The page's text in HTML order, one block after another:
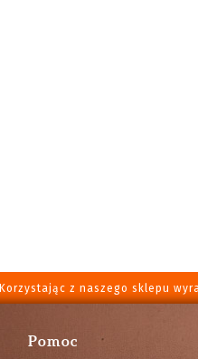
Korzystając z naszego sklepu
Pomoc